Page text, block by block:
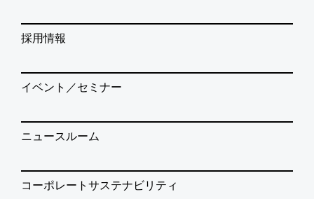
採用情報
イベント／セミナー
ニュースルーム
コーポレートサステナビリティ